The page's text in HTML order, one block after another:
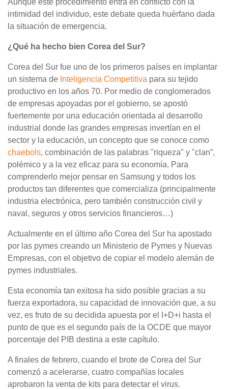
Aunque este procedimiento entra en conflicto con la
intimidad del individuo, este debate queda huérfano dada
la situación de emergencia.
¿Qué ha hecho bien Corea del Sur?
Corea del Sur fue uno de los primeros países en implantar
un sistema de Inteligencia Competitiva para su tejido
productivo en los años 70. Por medio de conglomerados
de empresas apoyadas por el gobierno, se apostó
fuertemente por una educación orientada al desarrollo
industrial donde las grandes empresas invertían en el
sector y la educación, un concepto que se conoce como
chaebols, combinación de las palabras "riqueza" y "clan”,
polémico y a la vez eficaz para su economía. Para
comprenderlo mejor pensar en Samsung y todos los
productos tan diferentes que comercializa (principalmente
industria electrónica, pero también construcción civil y
naval, seguros y otros servicios financieros…)
Actualmente en el último año Corea del Sur ha apostado
por las pymes creando un Ministerio de Pymes y Nuevas
Empresas, con el objetivo de copiar el modelo alemán de
pymes industriales.
Esta economía tan exitosa ha sido posible gracias a su
fuerza exportadora, su capacidad de innovación que, a su
vez, es fruto de su decidida apuesta por el I+D+i hasta el
punto de que es el segundo país de la OCDE que mayor
porcentaje del PIB destina a este capítulo.
A finales de febrero, cuando el brote de Corea del Sur
comenzó a acelerarse, cuatro compañías locales
aprobaron la venta de kits para detectar el virus.